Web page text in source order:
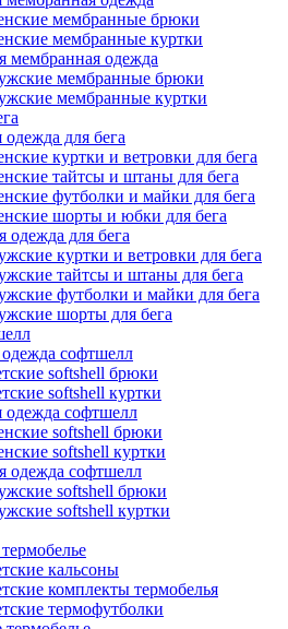
мембранные брюки
мембранные куртки
мембранная одежда
мембранные брюки
мембранные куртки
для бега
куртки и ветровки для бега
тайтсы и штаны для бега
футболки и майки для бега
шорты и юбки для бега
одежда для бега
куртки и ветровки для бега
тайтсы и штаны для бега
футболки и майки для бега
шорты для бега
одежда софтшелл
softshell брюки
softshell куртки
одежда софтшелл
softshell брюки
softshell куртки
одежда софтшелл
softshell брюки
softshell куртки
кальсоны
комплекты термобелья
термофутболки